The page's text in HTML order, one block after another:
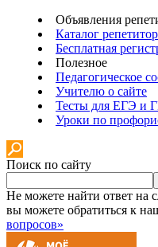
Объявления
Каталог
Бесплатная
Полезное
Педагогическое
Учителю о сайте
Тесты для ЕГЭ и
Уроки по
Поиск по сайту
Не можете найти ответ на
вы можете обратиться к
вопросов»